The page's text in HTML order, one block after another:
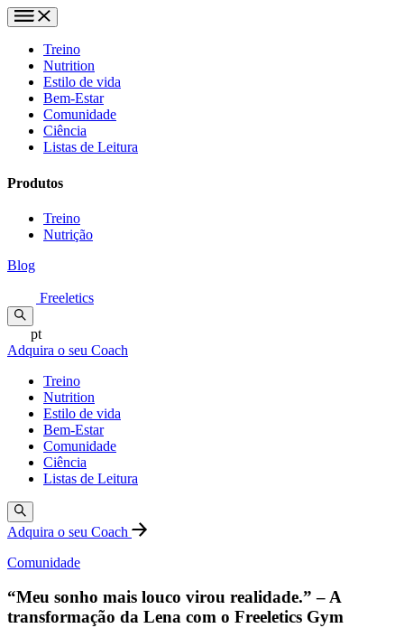
Treino
Nutrition
Estilo de vida
Bem-Estar
Comunidade
Ciência
Listas de Leitura
Produtos
Treino
Nutrição
Blog
Freeletics
pt
Adquira o seu Coach
Treino
Nutrition
Estilo de vida
Bem-Estar
Comunidade
Ciência
Listas de Leitura
Adquira o seu Coach
Comunidade
“Meu sonho mais louco virou realidade.” – A
transformação da Lena com o Freeletics Gym